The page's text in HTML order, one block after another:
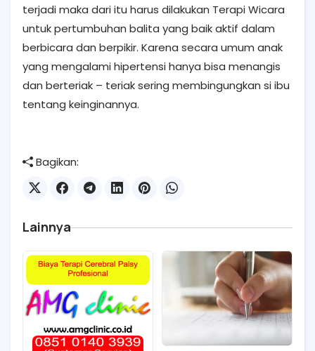
terjadi maka dari itu harus dilakukan Terapi Wicara
untuk pertumbuhan balita yang baik aktif dalam
berbicara dan berpikir. Karena secara umum anak
yang mengalami hipertensi hanya bisa menangis
dan berteriak – teriak sering membingungkan si ibu
tentang keinginannya.
Bagikan:
Lainnya